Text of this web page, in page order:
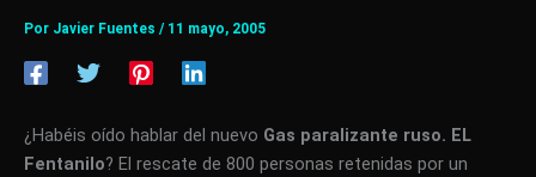
Por Javier Fuentes / 11 mayo, 2005
¿Habéis oído hablar del nuevo Gas paralizante ruso. EL
Fentanilo? El rescate de 800 personas retenidas por un